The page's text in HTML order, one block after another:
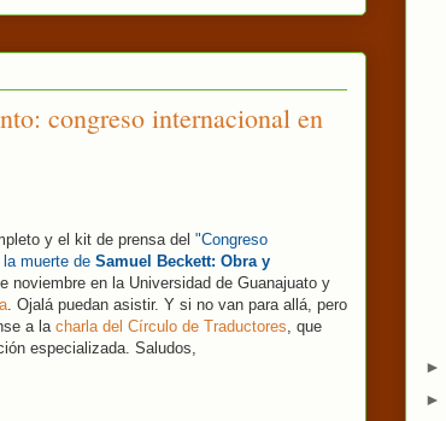
congreso internacional en
y el kit de prensa del "Congreso
muerte de Samuel Beckett: Obra y
noviembre en la Universidad de Guanajuato y
. Ojalá puedan asistir. Y si no van para allá, pero
a la charla del Círculo de Traductores, que
especializada. Saludos,
►
►